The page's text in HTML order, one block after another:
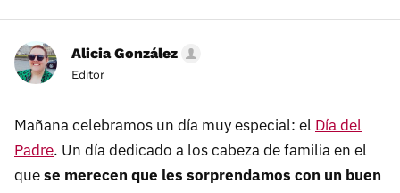
Alicia González
Editor
Mañana celebramos un día muy especial: el Día del
Padre. Un día dedicado a los cabeza de familia en el
quese merecen que les sorprendamos con un buen